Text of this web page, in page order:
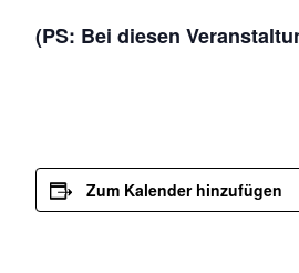
(PS: Bei diesen
Zum Kalender hinzufügen